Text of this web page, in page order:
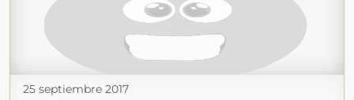
25 septiembre 2017